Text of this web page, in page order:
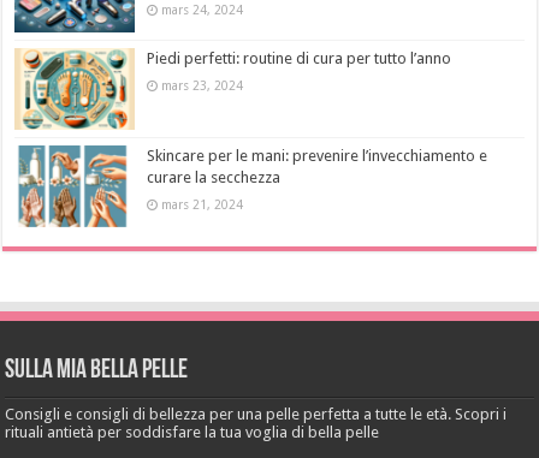
mars 24, 2024
Piedi perfetti: routine di cura per tutto l’anno
mars 23, 2024
Skincare per le mani: prevenire l’invecchiamento e
curare la secchezza
mars 21, 2024
Sulla mia bella pelle
Consigli e consigli di bellezza per una pelle perfetta a tutte le età. Scopri i
rituali antietà per soddisfare la tua voglia di bella pelle